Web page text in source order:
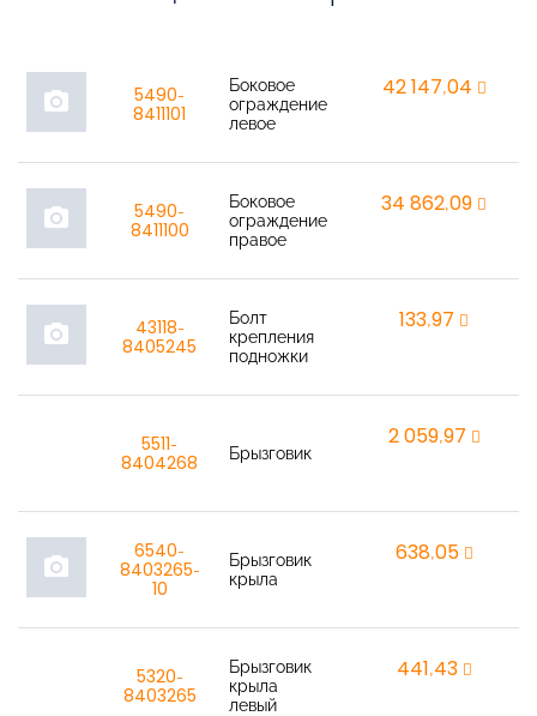
photo_camera
5490-
8411101
Боковое
ограждение
левое
42 147,04
photo_camera
5490-
8411100
Боковое
ограждение
правое
34 862,09
photo_camera
43118-
8405245
Болт
крепления
подножки
133,97
5511-
8404268
Брызговик
2 059,97
photo_camera
6540-
8403265-
10
Брызговик
крыла
638,05
5320-
8403265
Брызговик
крыла
левый
441,43